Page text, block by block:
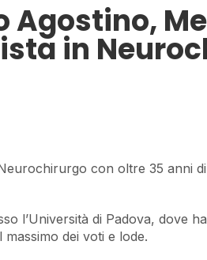
Agostino,
in
con oltre 35 anni
l’Università di Padova, dove
dei voti e lode.